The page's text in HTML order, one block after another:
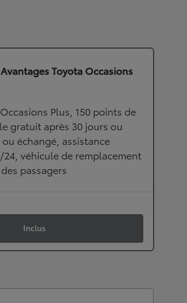
Toyota Occasions
Plus, 150 points de
gratuit après 30 jours ou
échangé, assistance
véhicule de remplacement
passagers
Inclus